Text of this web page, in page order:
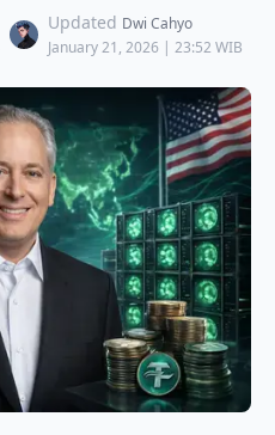
Updated Dwi Cahyo
January 21, 2026 | 23:52 WIB